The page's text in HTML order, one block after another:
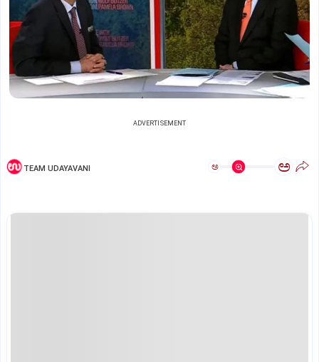
ADVERTISEMENT
TEAM UDAYAVANI ಅ ಅ